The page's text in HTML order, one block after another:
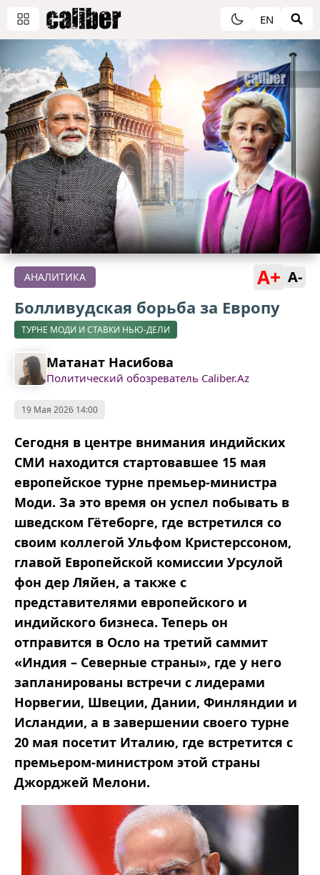
EN
АНАЛИТИКА A+ A-
Болливудская борьба за Европу
ТУРНЕ МОДИ И СТАВКИ НЬЮ-ДЕЛИ
Матанат Насибова
Политический обозреватель Caliber.Az
19 Мая 2026 14:00
Сегодня в центре внимания индийских
СМИ находится стартовавшее 15 мая
европейское турне премьер-министра
Моди. За это время он успел побывать в
шведском Гётеборге, где встретился со
своим коллегой Ульфом Кристерссоном,
главой Европейской комиссии Урсулой
фон дер Ляйен, а также с
представителями европейского и
индийского бизнеса. Теперь он
отправится в Осло на третий саммит
«Индия – Северные страны», где у него
запланированы встречи с лидерами
Норвегии, Швеции, Дании, Финляндии и
Исландии, а в завершении своего турне
20 мая посетит Италию, где встретится с
премьером-министром этой страны
Джорджей Мелони.